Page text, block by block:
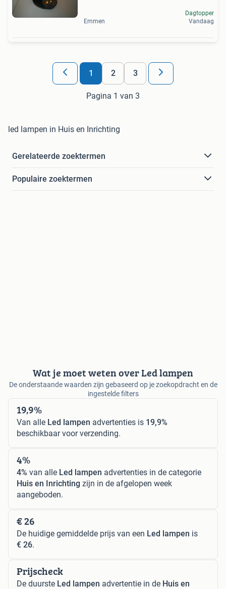
Emmen
Dagtopper
Vandaag
1 2 3
Pagina 1 van 3
led lampen in Huis en Inrichting
Gerelateerde zoektermen
Populaire zoektermen
Wat je moet weten over Led lampen
De onderstaande waarden zijn gebaseerd op je zoekopdracht en de
ingestelde filters
19,9%
Van alle Led lampen advertenties is 19,9%
beschikbaar voor verzending.
4%
4% van alle Led lampen advertenties in de categorie
Huis en Inrichting zijn in de afgelopen week
aangeboden.
€ 26
De huidige gemiddelde prijs van een Led lampen is
€ 26.
Prijscheck
De duurste Led lampen advertentie in de Huis en